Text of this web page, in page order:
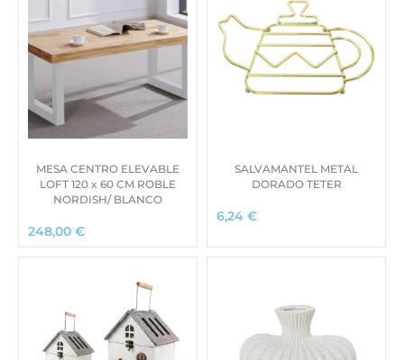
MESA CENTRO ELEVABLE
LOFT 120 x 60 CM ROBLE
NORDISH/ BLANCO
248,00 €
SALVAMANTEL METAL
DORADO TETER
6,24 €